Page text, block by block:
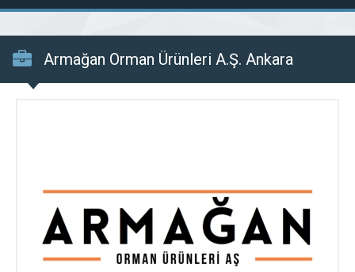
Armağan Orman Ürünleri A.Ş. Ankara